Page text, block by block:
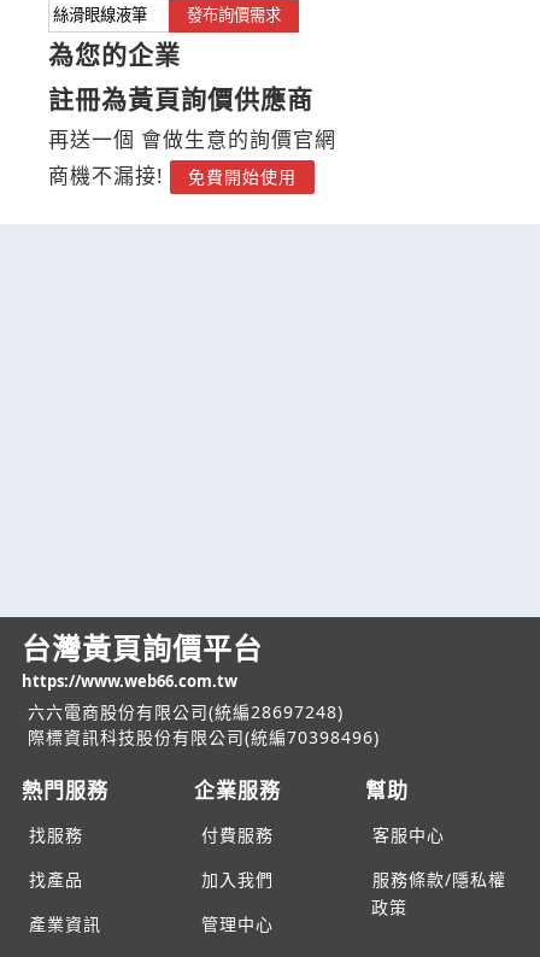
發布詢價需求
為您的企業
註冊為黃頁詢價供應商
再送一個 會做生意的詢價官網
商機不漏接!
免費開始使用
台灣黃頁詢價平台
https://www.web66.com.tw
六六電商股份有限公司(統編28697248)
際標資訊科技股份有限公司(統編70398496)
熱門服務
找服務
找產品
產業資訊
企業服務
付費服務
加入我們
管理中心
幫助
客服中心
服務條款/隱私權
政策